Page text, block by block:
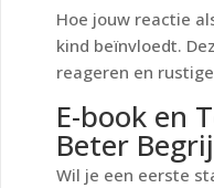
Hoe jouw reactie
kind beïnvloedt.
reageren en
E-book en
Beter
Wil je een eerste